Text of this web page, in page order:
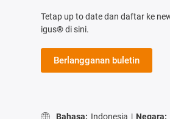
Tetap up to date dan daftar ke
igus® di sini.
Berlangganan buletin
Bahasa: Indonesia | Negara: